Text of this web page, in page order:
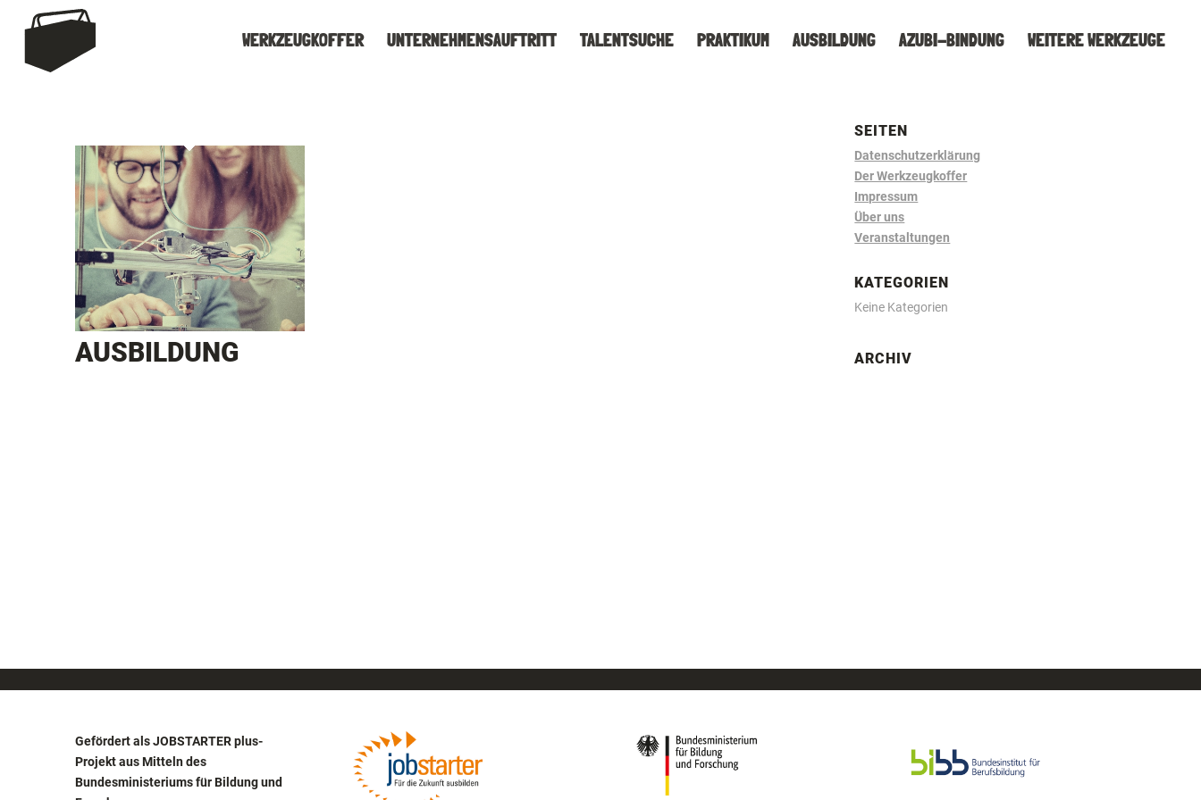
WERKZEUGKOFFER UNTERNEHMENSAUFTRITT TALENTSUCHE PRAKTIKUM AUSBILDUNG AZUBI-BINDUNG WEITERE WERKZEUGE
AUSBILDUNG
SEITEN
Datenschutzerklärung
Der Werkzeugkoffer
Impressum
Über uns
Veranstaltungen
KATEGORIEN
Keine Kategorien
ARCHIV
Gefördert als JOBSTARTER plus-
Projekt aus Mitteln des
Bundesministeriums für Bildung und